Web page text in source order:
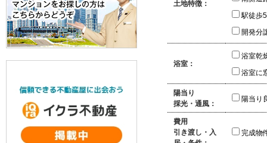
土地特徴：
駅徒歩
開発分
浴室：
浴室乾
浴室に
陽当り
採光・通風：
陽当り
費用
引き渡し・入
完成物